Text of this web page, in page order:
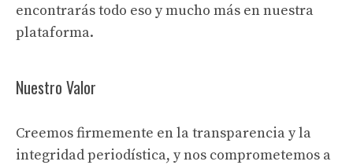
encontrarás todo eso y mucho más en nuestra
plataforma.
Nuestro Valor
Creemos firmemente en la transparencia y la
integridad periodística, y nos comprometemos a